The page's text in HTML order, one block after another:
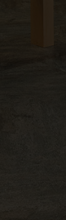
salle d'eau au
permettant
adaptés
organiser